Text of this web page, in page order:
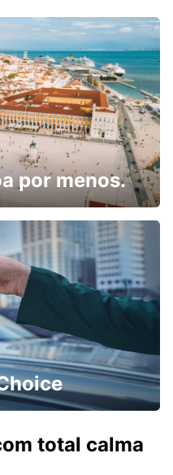
por menos.
total calma